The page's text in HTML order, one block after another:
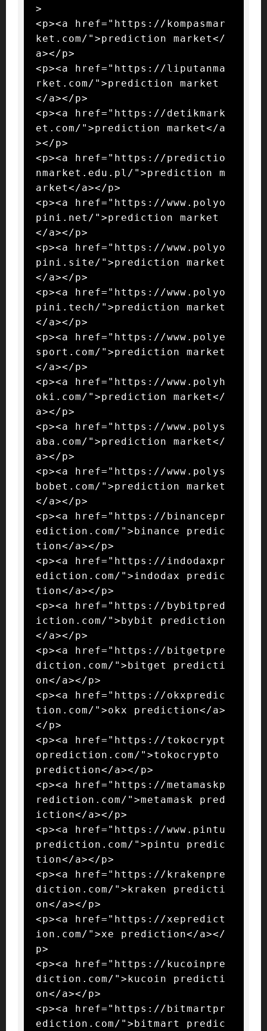
>
<p><a href="https://kompasmar
ket.com/">prediction market</
a></p>
<p><a href="https://liputanma
rket.com/">prediction market
</a></p>
<p><a href="https://detikmark
et.com/">prediction market</a
></p>
<p><a href="https://predictio
nmarket.edu.pl/">prediction m
arket</a></p>
<p><a href="https://www.polyo
pini.net/">prediction market
</a></p>
<p><a href="https://www.polyo
pini.site/">prediction market
</a></p>
<p><a href="https://www.polyo
pini.tech/">prediction market
</a></p>
<p><a href="https://www.polye
sport.com/">prediction market
</a></p>
<p><a href="https://www.polyh
oki.com/">prediction market</
a></p>
<p><a href="https://www.polys
aba.com/">prediction market</
a></p>
<p><a href="https://www.polys
bobet.com/">prediction market
</a></p>
<p><a href="https://binancepr
ediction.com/">binance predic
tion</a></p>
<p><a href="https://indodaxpr
ediction.com/">indodax predic
tion</a></p>
<p><a href="https://bybitpred
iction.com/">bybit prediction
</a></p>
<p><a href="https://bitgetpre
diction.com/">bitget predicti
on</a></p>
<p><a href="https://okxpredic
tion.com/">okx prediction</a>
</p>
<p><a href="https://tokocrypt
oprediction.com/">tokocrypto
prediction</a></p>
<p><a href="https://metamaskp
rediction.com/">metamask pred
iction</a></p>
<p><a href="https://www.pintu
prediction.com/">pintu predic
tion</a></p>
<p><a href="https://krakenpre
diction.com/">kraken predicti
on</a></p>
<p><a href="https://xepredict
ion.com/">xe prediction</a></
p>
<p><a href="https://kucoinpre
diction.com/">kucoin predicti
on</a></p>
<p><a href="https://bitmartpr
ediction.com/">bitmart predic